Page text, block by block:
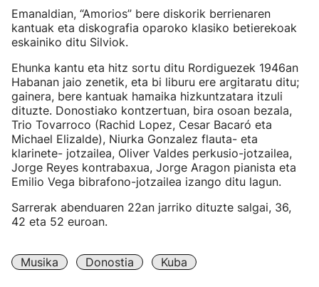
Emanaldian, “Amorios” bere diskorik berrienaren
kantuak eta diskografia oparoko klasiko betierekoak
eskainiko ditu Silviok.
Ehunka kantu eta hitz sortu ditu Rordiguezek 1946an
Habanan jaio zenetik, eta bi liburu ere argitaratu ditu;
gainera, bere kantuak hamaika hizkuntzatara itzuli
dituzte. Donostiako kontzertuan, bira osoan bezala,
Trio Tovarroco (Rachid Lopez, Cesar Bacaró eta
Michael Elizalde), Niurka Gonzalez flauta- eta
klarinete- jotzailea, Oliver Valdes perkusio-jotzailea,
Jorge Reyes kontrabaxua, Jorge Aragon pianista eta
Emilio Vega bibrafono-jotzailea izango ditu lagun.
Sarrerak abenduaren 22an jarriko dituzte salgai, 36,
42 eta 52 euroan.
Musika Donostia Kuba